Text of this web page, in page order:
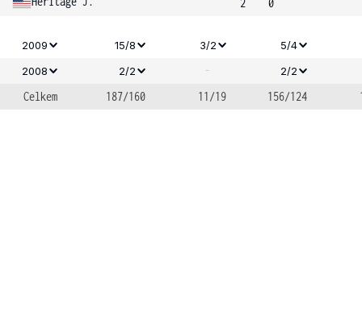
2
0
2009 15/8 3/2
5/4
2008
2/2 - 2/2
Celkem 187/160 11/19 156/124